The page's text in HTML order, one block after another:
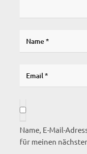
Name, E-Mail-
für meinen